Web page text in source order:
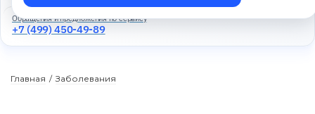
Обращения и предложения по сервису
+7 (499) 450-49-89
Главная / Заболевания